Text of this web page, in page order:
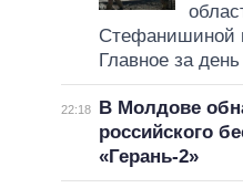
Стефанишиной
Главное за день
22:18
В Молдове
российского
«Герань-2»